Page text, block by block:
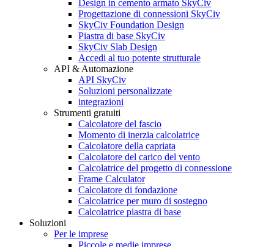
Design in cemento armato SkyCiv
Progettazione di connessioni SkyCiv
SkyCiv Foundation Design
Piastra di base SkyCiv
SkyCiv Slab Design
Accedi al tuo potente strutturale
API & Automazione
API SkyCiv
Soluzioni personalizzate
integrazioni
Strumenti gratuiti
Calcolatore del fascio
Momento di inerzia calcolatrice
Calcolatore della capriata
Calcolatore del carico del vento
Calcolatrice del progetto di connessione
Frame Calculator
Calcolatore di fondazione
Calcolatrice per muro di sostegno
Calcolatrice piastra di base
Soluzioni
Per le imprese
Piccole e medie imprese